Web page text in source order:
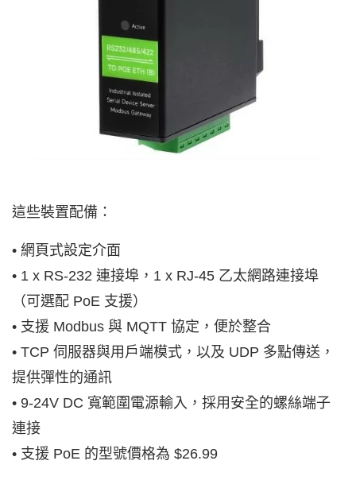
這些裝置配備：
• 網頁式設定介面
• 1 x RS-232 連接埠，1 x RJ-45 乙太網路連接埠
（可選配 PoE 支援）
• 支援 Modbus 與 MQTT 協定，便於整合
• TCP 伺服器與用戶端模式，以及 UDP 多點傳送，
提供彈性的通訊
• 9-24V DC 寬範圍電源輸入，採用安全的螺絲端子
連接
• 支援 PoE 的型號價格為 $26.99